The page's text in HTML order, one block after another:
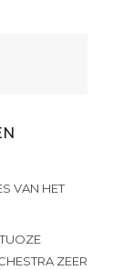
VAN HET
ZEER